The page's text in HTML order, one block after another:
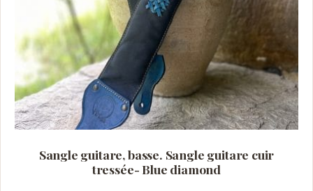
Sangle guitare, basse. Sangle guitare cuir
tressée- Blue diamond